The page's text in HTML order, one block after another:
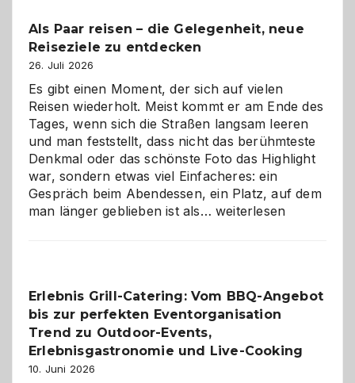
Als Paar reisen – die Gelegenheit, neue
Reiseziele zu entdecken
26. Juli 2026
Es gibt einen Moment, der sich auf vielen
Reisen wiederholt. Meist kommt er am Ende des
Tages, wenn sich die Straßen langsam leeren
und man feststellt, dass nicht das berühmteste
Denkmal oder das schönste Foto das Highlight
war, sondern etwas viel Einfacheres: ein
Gespräch beim Abendessen, ein Platz, auf dem
man länger geblieben ist als… Als
Gelegenheit,
neue
zu
weiterlesen
Erlebnis Grill-Catering: Vom BBQ-Angebot
bis zur perfekten Eventorganisation
Trend zu Outdoor-Events,
Erlebnisgastronomie und Live-Cooking
10. Juni 2026